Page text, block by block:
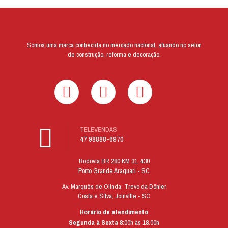
Somos uma marca conhecida no mercado nacional, atuando no setor
de construção, reforma e decoração.
47 98888-6970
TELEVENDAS
Rodovia BR 280 KM 31, 430
Porto Grande Araquari - SC
Av. Marquês de Olinda, Trevo da Döhler
Costa e Silva, Joinville - SC
Horário de atendimento
Segunda à Sexta8:00h às 18.00h